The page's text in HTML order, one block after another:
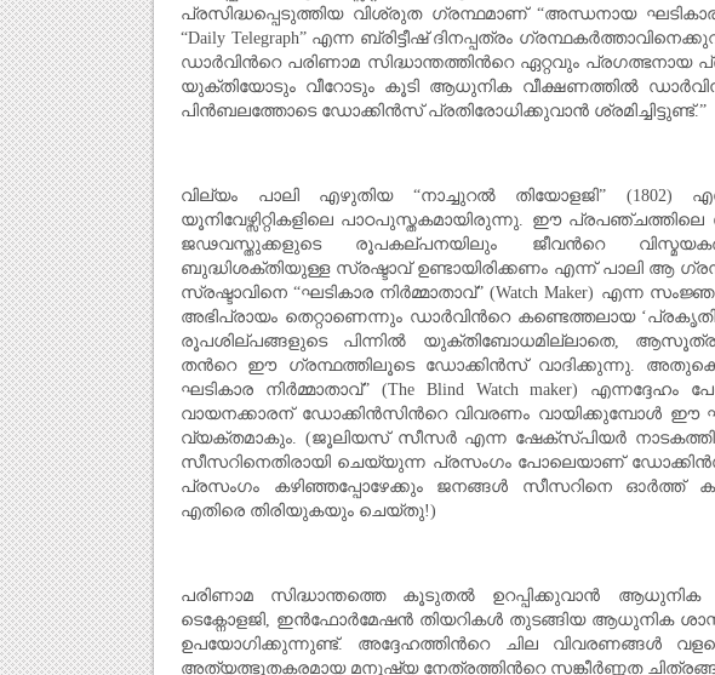
പ്രസിദ്ധപ്പെടുത്തിയ വിശ്രുത ഗ്രന്ഥമാണ് “അന്ധനായ ഘടികാര
“Daily Telegraph” എന്ന ബ്രിട്ടീഷ്‌ ദിനപ്പത്രം
ഡാര്‍വിന്‍റെ പരിണാമ സിദ്ധാന്തത്തിന്‍റെ ഏറ്റവും
യുക്തിയോടും വീറോടും കൂടി ആധുനിക വീക്ഷണത്തില്‍
പിന്‍ബലത്തോടെ ഡോക്കിന്‍സ് പ്രതിരോധിക്കുവാന്‍ ശ്രമിച്ചിട്ടുണ്ട്.”
വില്യം പാലി എഴുതിയ “നാച്ചുറല്‍ തിയോളജി” (1802)
യൂനിവേഴ്സിറ്റികളിലെ പാഠപുസ്തകമായിരുന്നു. ഈ
ജഢവസ്തുക്കളുടെ രൂപകല്പനയിലും ജീവന്‍റെ
ബുദ്ധിശക്തിയുള്ള സ്രഷ്ടാവ്‌ ഉണ്ടായിരിക്കണം എന്ന് പാലി ആ
സ്രഷ്ടാവിനെ “ഘടികാര നിര്‍മ്മാതാവ്‌” (Watch Maker) എന്ന
അഭിപ്രായം തെറ്റാണെന്നും ഡാര്‍വിന്‍റെ കണ്ടെത്തലായ ‘പ്രകൃതി
രൂപശില്പങ്ങളുടെ പിന്നില്‍ യുക്തിബോധമില്ലാതെ,
തന്‍റെ ഈ ഗ്രന്ഥത്തിലൂടെ ഡോക്കിന്‍സ് വാദിക്കുന്നു.
ഘടികാര നിര്‍മ്മാതാവ്‌” (The Blind Watch maker)
വായനക്കാരന് ഡോക്കിന്‍സിന്‍റെ വിവരണം വായിക്കുമ്പോള്‍ ഈ
വ്യക്തമാകും. (ജൂലിയസ് സീസര്‍ എന്ന ഷേക്സ്പിയര്‍
സീസറിനെതിരായി ചെയ്യുന്ന പ്രസംഗം പോലെയാണ്
പ്രസംഗം കഴിഞ്ഞപ്പോഴേക്കും ജനങ്ങള്‍ സീസറിനെ
എതിരെ തിരിയുകയും ചെയ്തു!)
പരിണാമ സിദ്ധാന്തത്തെ കൂടുതല്‍ ഉറപ്പിക്കുവാന്‍ ആധുനിക
ടെക്നോളജി, ഇന്‍ഫോര്‍മേഷന്‍ തിയറികള്‍ തുടങ്ങിയ ആധുനിക
ഉപയോഗിക്കുന്നുണ്ട്. അദ്ദേഹത്തിന്‍റെ ചില വിവരണങ്ങള്‍
അത്യത്ഭുതകരമായ മനുഷ്യ നേത്രത്തിന്‍റെ സങ്കീര്‍ണ്ണത